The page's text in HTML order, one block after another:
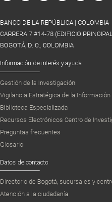
BANCO DE LA REPÚBLICA | COLOMBIA
CARRERA 7 #14-78 (EDIFICIO
BOGOTÁ, D. C., COLOMBIA
Información de interés y ayuda
Gestión de la Investigación
Vigilancia Estratégica de la Información
Biblioteca Especializada
Recursos Electrónicos Centro de
Preguntas frecuentes
Glosario
Datos de contacto
Directorio de Bogotá, sucursales y
Atención a la ciudadanía